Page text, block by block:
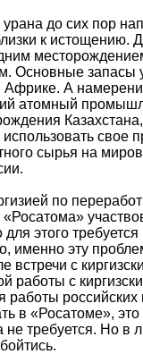
до сих пор
к
Основные запасы
А
атомный
свое
сырья на
по
этого требуется
именно эту
встречи с
работы с
работы
в «Росатоме»,
требуется. Но в